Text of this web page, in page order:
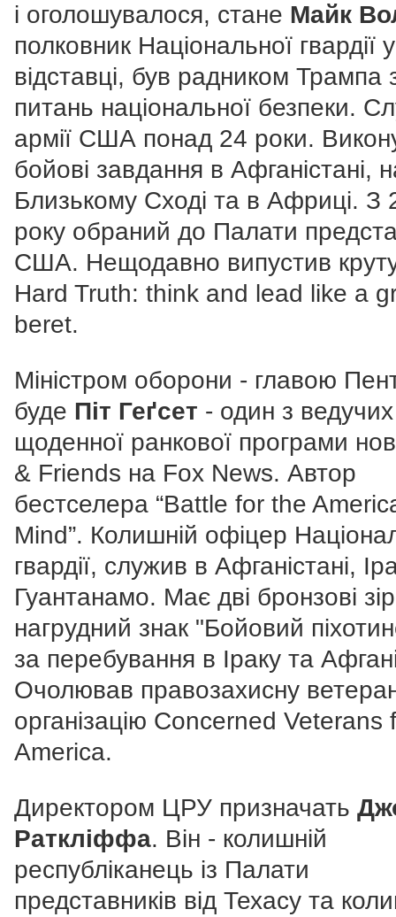
і оголошувалося, стане Майк
полковник Національної гвардії у
відставці, був радником Трампа
питань національної безпеки.
армії США понад 24 роки.
бойові завдання в Афганістані,
Близькому Сході та в Африці. З
року обраний до Палати
США. Нещодавно випустив
Hard Truth: think and lead like a
beret.
Міністром оборони - главою
буде Піт Геґсет - один з ведучих
щоденної ранкової програми
& Friends на Fox News. Автор
бестселера “Battle for the
Mind”. Колишній офіцер
гвардії, служив в Афганістані,
Гуантанамо. Має дві бронзові
нагрудний знак "Бойовий
за перебування в Іраку та
Очолював правозахисну
організацію Concerned Veterans
America.
Директором ЦРУ призначать
Раткліффа. Він - колишній
республіканець із Палати
представників від Техасу та